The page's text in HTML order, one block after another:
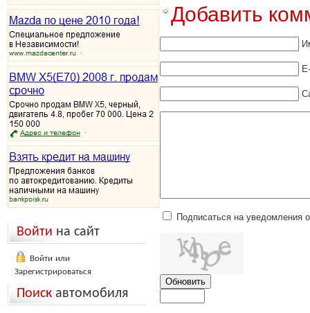
Войти на сайт
Войти или
Зарегистрироваться
Поискавтомобиля
Добавить
Подписаться на уведомления